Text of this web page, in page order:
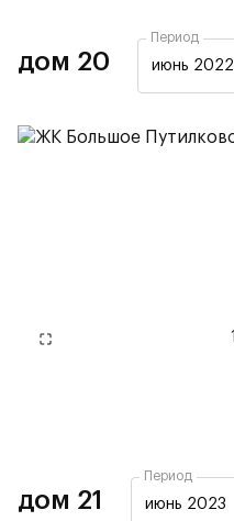
дом 20
Период
июнь 2022
1
дом 21
Период
июнь 2023